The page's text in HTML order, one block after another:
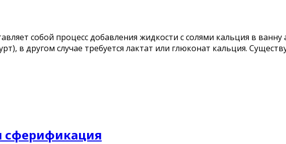
собой процесс добавления жидкости с солями кальция в
в другом случае требуется лактат или глюконат кальция.
сферификация